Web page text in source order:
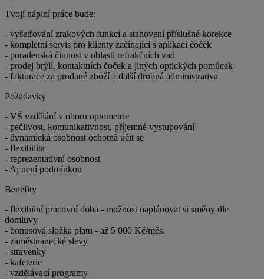
Tvojí náplní práce bude:
- vyšetřování zrakových funkcí a stanovení příslušné korekce
- kompletní servis pro klienty začínající s aplikací čoček
- poradenská činnost v oblasti refrakčních vad
- prodej brýlí, kontaktních čoček a jiných optických pomůcek
- fakturace za prodané zboží a další drobná administrativa
Požadavky
- VŠ vzdělání v oboru optometrie
- pečlivost, komunikativnost, příjemné vystupování
- dynamická osobnost ochotná učit se
- flexibilita
- reprezentativní osobnost
- Aj není podmínkou
Benefity
- flexibilní pracovní doba - možnost naplánovat si směny dle
domluvy
- bonusová složka platu - až 5 000 Kč/měs.
- zaměstnanecké slevy
- stravenky
- kafeterie
- vzdělávací programy